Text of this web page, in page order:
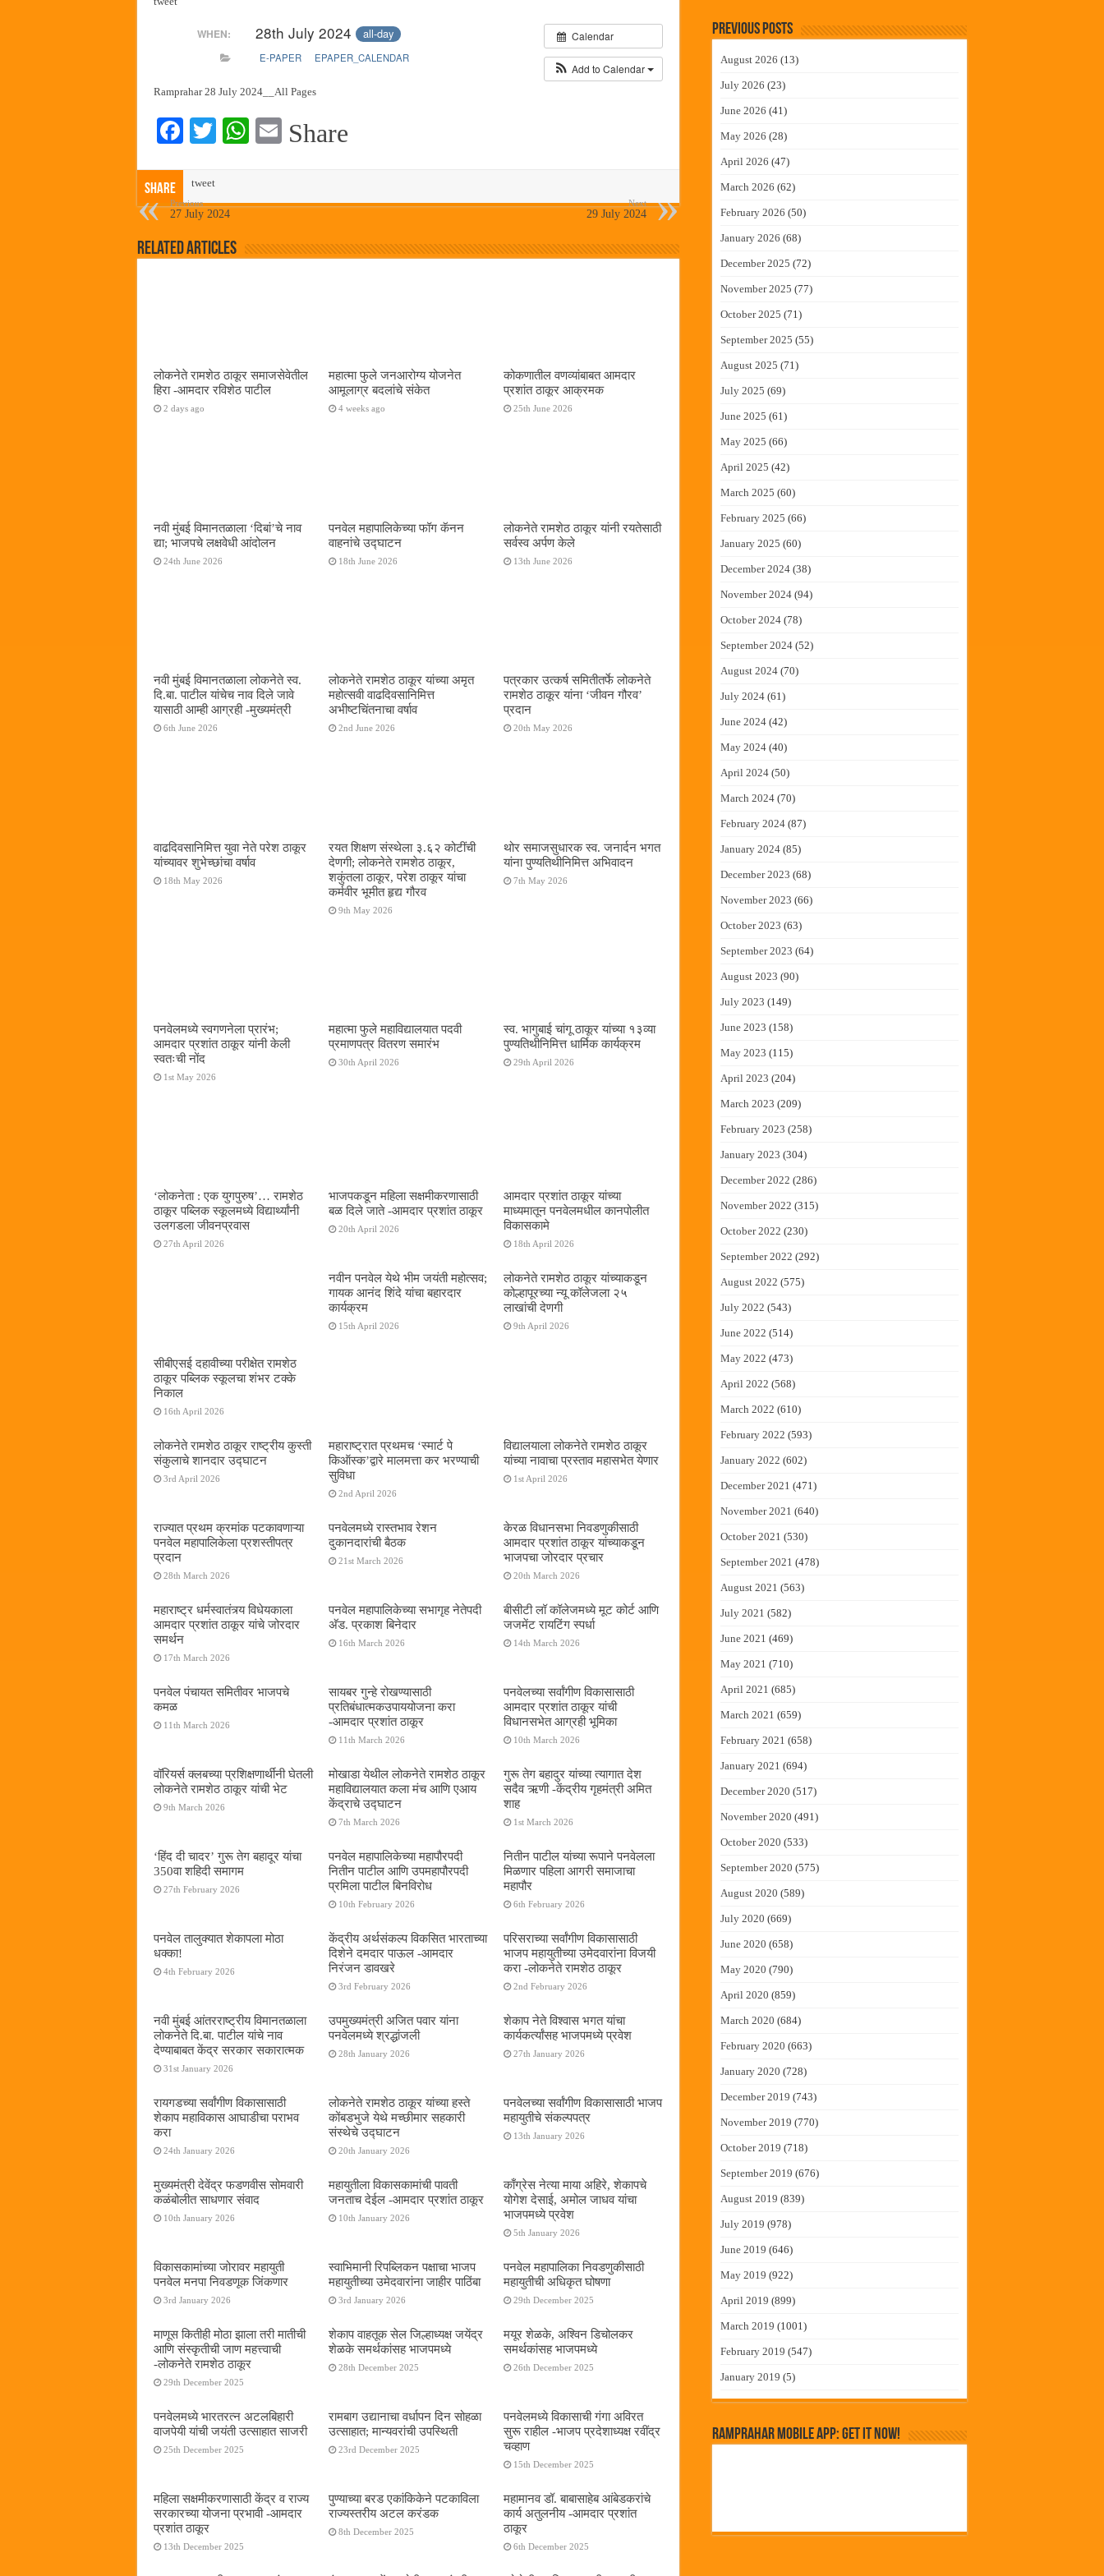
हर घर तिरंगा अभियानासंदर्भात पनवेलमध्ये बैठक
कामोठे येथे समाजोपयोगी वस्तूंच्या वाटपाचा उपक्रम
छत्रपती शिवाजी महाराज महाराजस्व समाधान शिबिरास पनवेलमध्ये उत्स्फूर्त प्रतिसाद
Calendar
Add to Calendar
WHEN: 28th July 2024 all-day
E-PAPER EPAPER_CALENDAR
Ramprahar 28 July 2024__All Pages
Fa
bo
ok
T
r
W
A
E
Share
Share tweet
Previous
27 July 2024
Next
29 July 2024
Related Articles
लोकनेते रामशेठ ठाकूर समाजसेवेतील
हिरा -आमदार रविशेठ पाटील
2 days ago
महात्मा फुले जनआरोग्य योजनेत
आमूलाग्र बदलांचे संकेत
4 weeks ago
कोकणातील वणव्यांबाबत आमदार
प्रशांत ठाकूर आक्रमक
25th June 2026
नवी मुंबई विमानतळाला ‌‘दिबां‌’चे नाव
द्या; भाजपचे लक्षवेधी आंदोलन
24th June 2026
पनवेल महापालिकेच्या फॉग कॅनन
वाहनांचे उद्घाटन
18th June 2026
लोकनेते रामशेठ ठाकूर यांनी रयतेसाठी
सर्वस्व अर्पण केले
13th June 2026
नवी मुंबई विमानतळाला लोकनेते स्व.
दि.बा. पाटील यांचेच नाव दिले जावे
यासाठी आम्ही आग्रही -मुख्यमंत्री
6th June 2026
लोकनेते रामशेठ ठाकूर यांच्या अमृत
महोत्सवी वाढदिवसानिमित्त
अभीष्टचिंतनाचा वर्षाव
2nd June 2026
पत्रकार उत्कर्ष समितीतर्फे लोकनेते
रामशेठ ठाकूर यांना ‌‘जीवन गौरव‌’
प्रदान
20th May 2026
वाढदिवसानिमित्त युवा नेते परेश ठाकूर
यांच्यावर शुभेच्छांचा वर्षाव
18th May 2026
रयत शिक्षण संस्थेला ३.६२ कोटींची
देणगी; लोकनेते रामशेठ ठाकूर,
शकुंतला ठाकूर, परेश ठाकूर यांचा
कर्मवीर भूमीत हृद्य गौरव
9th May 2026
थोर समाजसुधारक स्व. जनार्दन भगत
यांना पुण्यतिथीनिमित्त अभिवादन
7th May 2026
पनवेलमध्ये स्वगणनेला प्रारंभ;
आमदार प्रशांत ठाकूर यांनी केली
स्वतःची नोंद
1st May 2026
महात्मा फुले महाविद्यालयात पदवी
प्रमाणपत्र वितरण समारंभ
30th April 2026
स्व. भागुबाई चांगू ठाकूर यांच्या १३व्या
पुण्यतिथीनिमित्त धार्मिक कार्यक्रम
29th April 2026
‌‘लोकनेता : एक युगपुरुष‌’… रामशेठ
ठाकूर पब्लिक स्कूलमध्ये विद्यार्थ्यांनी
उलगडला जीवनप्रवास
27th April 2026
भाजपकडून महिला सक्षमीकरणासाठी
बळ दिले जाते -आमदार प्रशांत ठाकूर
20th April 2026
आमदार प्रशांत ठाकूर यांच्या
माध्यमातून पनवेलमधील कानपोलीत
विकासकामे
18th April 2026
सीबीएसई दहावीच्या परीक्षेत रामशेठ
ठाकूर पब्लिक स्कूलचा शंभर टक्के
निकाल
16th April 2026
नवीन पनवेल येथे भीम जयंती महोत्सव;
गायक आनंद शिंदे यांचा बहारदार
कार्यक्रम
15th April 2026
लोकनेते रामशेठ ठाकूर यांच्याकडून
कोल्हापूरच्या न्यू कॉलेजला २५
लाखांची देणगी
9th April 2026
लोकनेते रामशेठ ठाकूर राष्ट्रीय कुस्ती
संकुलाचे शानदार उद्घाटन
3rd April 2026
महाराष्ट्रात प्रथमच ‌‘स्मार्ट पे
किऑस्क‌’द्वारे मालमत्ता कर भरण्याची
सुविधा
2nd April 2026
विद्यालयाला लोकनेते रामशेठ ठाकूर
यांच्या नावाचा प्रस्ताव महासभेत येणार
1st April 2026
राज्यात प्रथम क्रमांक पटकावणाऱ्या
पनवेल महापालिकेला प्रशस्तीपत्र
प्रदान
28th March 2026
पनवेलमध्ये रास्तभाव रेशन
दुकानदारांची बैठक
21st March 2026
केरळ विधानसभा निवडणुकीसाठी
आमदार प्रशांत ठाकूर यांच्याकडून
भाजपचा जोरदार प्रचार
20th March 2026
महाराष्ट्र धर्मस्वातंत्र्य विधेयकाला
आमदार प्रशांत ठाकूर यांचे जोरदार
समर्थन
17th March 2026
पनवेल महापालिकेच्या सभागृह नेतेपदी
अ‍ॅड. प्रकाश बिनेदार
16th March 2026
बीसीटी लॉ कॉलेजमध्ये मूट कोर्ट आणि
जजमेंट रायटिंग स्पर्धा
14th March 2026
पनवेल पंचायत समितीवर भाजपचे
कमळ
11th March 2026
सायबर गुन्हे रोखण्यासाठी
प्रतिबंधात्मकउपाययोजना करा
-आमदार प्रशांत ठाकूर
11th March 2026
पनवेलच्या सर्वांगीण विकासासाठी
आमदार प्रशांत ठाकूर यांची
विधानसभेत आग्रही भूमिका
10th March 2026
वॉरियर्स क्लबच्या प्रशिक्षणार्थींनी घेतली
लोकनेते रामशेठ ठाकूर यांची भेट
9th March 2026
मोखाडा येथील लोकनेते रामशेठ ठाकूर
महाविद्यालयात कला मंच आणि एआय
केंद्राचे उद्घाटन
7th March 2026
गुरू तेग बहादुर यांच्या त्यागात देश
सदैव ऋणी -केंद्रीय गृहमंत्री अमित
शाह
1st March 2026
‘हिंद दी चादर’ गुरू तेग बहादूर यांचा
350वा शहिदी समागम
27th February 2026
पनवेल महापालिकेच्या महापौरपदी
नितीन पाटील आणि उपमहापौरपदी
प्रमिला पाटील बिनविरोध
10th February 2026
नितीन पाटील यांच्या रूपाने पनवेलला
मिळणार पहिला आगरी समाजाचा
महापौर
6th February 2026
पनवेल तालुक्यात शेकापला मोठा
धक्का!
4th February 2026
केंद्रीय अर्थसंकल्प विकसित भारताच्या
दिशेने दमदार पाऊल -आमदार
निरंजन डावखरे
3rd February 2026
परिसराच्या सर्वांगीण विकासासाठी
भाजप महायुतीच्या उमेदवारांना विजयी
करा -लोकनेते रामशेठ ठाकूर
2nd February 2026
नवी मुंबई आंतरराष्ट्रीय विमानतळाला
लोकनेते दि.बा. पाटील यांचे नाव
देण्याबाबत केंद्र सरकार सकारात्मक
31st January 2026
उपमुख्यमंत्री अजित पवार यांना
पनवेलमध्ये श्रद्धांजली
28th January 2026
शेकाप नेते विश्वास भगत यांचा
कार्यकर्त्यांसह भाजपमध्ये प्रवेश
27th January 2026
रायगडच्या सर्वांगीण विकासासाठी
शेकाप महाविकास आघाडीचा पराभव
करा
24th January 2026
लोकनेते रामशेठ ठाकूर यांच्या हस्ते
कोंबडभुजे येथे मच्छीमार सहकारी
संस्थेचे उद्घाटन
20th January 2026
पनवेलच्या सर्वांगीण विकासासाठी भाजप
महायुतीचे संकल्पपत्र
13th January 2026
मुख्यमंत्री देवेंद्र फडणवीस सोमवारी
कळंबोलीत साधणार संवाद
10th January 2026
महायुतीला विकासकामांची पावती
जनताच देईल -आमदार प्रशांत ठाकूर
10th January 2026
काँग्रेस नेत्या माया अहिरे, शेकापचे
योगेश देसाई, अमोल जाधव यांचा
भाजपमध्ये प्रवेश
5th January 2026
विकासकामांच्या जोरावर महायुती
पनवेल मनपा निवडणूक जिंकणार
3rd January 2026
स्वाभिमानी रिपब्लिकन पक्षाचा भाजप
महायुतीच्या उमेदवारांना जाहीर पाठिंबा
3rd January 2026
पनवेल महापालिका निवडणुकीसाठी
महायुतीची अधिकृत घोषणा
29th December 2025
माणूस कितीही मोठा झाला तरी मातीची
आणि संस्कृतीची जाण महत्त्वाची
-लोकनेते रामशेठ ठाकूर
29th December 2025
शेकाप वाहतूक सेल जिल्हाध्यक्ष जयेंद्र
शेळके समर्थकांसह भाजपमध्ये
28th December 2025
मयूर शेळके, अश्विन डिचोलकर
समर्थकांसह भाजपमध्ये
26th December 2025
पनवेलमध्ये भारतरत्न अटलबिहारी
वाजपेयी यांची जयंती उत्साहात साजरी
25th December 2025
रामबाग उद्यानाचा वर्धापन दिन सोहळा
उत्साहात; मान्यवरांची उपस्थिती
23rd December 2025
पनवेलमध्ये विकासाची गंगा अविरत
सुरू राहील -भाजप प्रदेशाध्यक्ष रवींद्र
चव्हाण
15th December 2025
महिला सक्षमीकरणासाठी केंद्र व राज्य
सरकारच्या योजना प्रभावी -आमदार
प्रशांत ठाकूर
13th December 2025
पुण्याच्या बरड एकांकिकेने पटकाविला
राज्यस्तरीय अटल करंडक
8th December 2025
महामानव डॉ. बाबासाहेब आंबेडकरांचे
कार्य अतुलनीय -आमदार प्रशांत
ठाकूर
6th December 2025
Previous Posts
August 2026 (13)
July 2026 (23)
June 2026 (41)
May 2026 (28)
April 2026 (47)
March 2026 (62)
February 2026 (50)
January 2026 (68)
December 2025 (72)
November 2025 (77)
October 2025 (71)
September 2025 (55)
August 2025 (71)
July 2025 (69)
June 2025 (61)
May 2025 (66)
April 2025 (42)
March 2025 (60)
February 2025 (66)
January 2025 (60)
December 2024 (38)
November 2024 (94)
October 2024 (78)
September 2024 (52)
August 2024 (70)
July 2024 (61)
June 2024 (42)
May 2024 (40)
April 2024 (50)
March 2024 (70)
February 2024 (87)
January 2024 (85)
December 2023 (68)
November 2023 (66)
October 2023 (63)
September 2023 (64)
August 2023 (90)
July 2023 (149)
June 2023 (158)
May 2023 (115)
April 2023 (204)
March 2023 (209)
February 2023 (258)
January 2023 (304)
December 2022 (286)
November 2022 (315)
October 2022 (230)
September 2022 (292)
August 2022 (575)
July 2022 (543)
June 2022 (514)
May 2022 (473)
April 2022 (568)
March 2022 (610)
February 2022 (593)
January 2022 (602)
December 2021 (471)
November 2021 (640)
October 2021 (530)
September 2021 (478)
August 2021 (563)
July 2021 (582)
June 2021 (469)
May 2021 (710)
April 2021 (685)
March 2021 (659)
February 2021 (658)
January 2021 (694)
December 2020 (517)
November 2020 (491)
October 2020 (533)
September 2020 (575)
August 2020 (589)
July 2020 (669)
June 2020 (658)
May 2020 (790)
April 2020 (859)
March 2020 (684)
February 2020 (663)
January 2020 (728)
December 2019 (743)
November 2019 (770)
October 2019 (718)
September 2019 (676)
August 2019 (839)
July 2019 (978)
June 2019 (646)
May 2019 (922)
April 2019 (899)
March 2019 (1001)
February 2019 (547)
January 2019 (5)
RamPrahar Mobile App: Get it Now!